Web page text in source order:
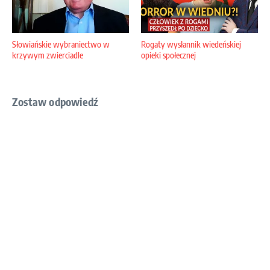
Słowiańskie wybraniectwo w
krzywym zwierciadle
Rogaty wysłannik wiedeńskiej
opieki społecznej
Zostaw odpowiedź